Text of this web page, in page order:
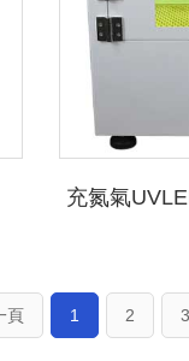
充氮氣
頁 1 2 3